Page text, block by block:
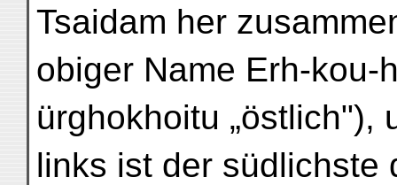
Tsaidam her
obiger Name Erh-kou-
ürghokhoitu „östlich"),
links ist der südlichste